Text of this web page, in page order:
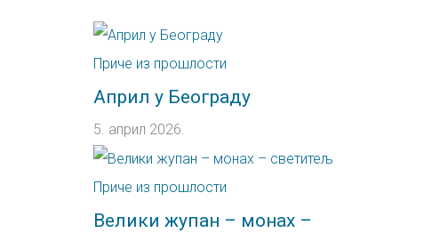
Приче из прошлости
Април у Београду
5. април 2026.
Приче из прошлости
Велики жупан – монах –